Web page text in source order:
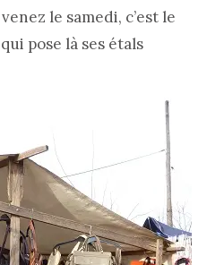
le samedi, c’est le
pose là ses étals